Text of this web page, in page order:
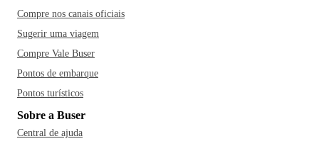
Compre nos canais oficiais
Sugerir uma viagem
Compre Vale Buser
Pontos de embarque
Pontos turísticos
Sobre a Buser
Central de ajuda